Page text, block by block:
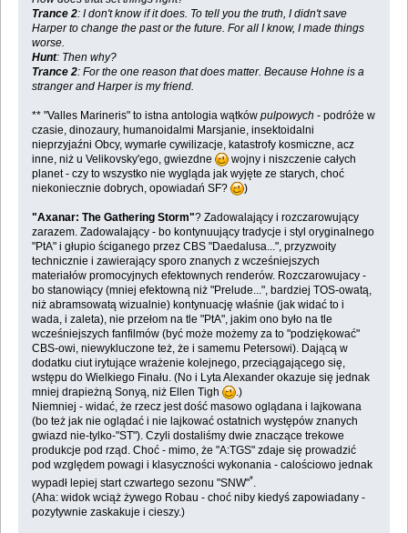
Trance 2: I don't know if it does. To tell you the truth, I didn't save
Harper to change the past or the future. For all I know, I made things
worse.
Hunt: Then why?
Trance 2: For the one reason that does matter. Because Hohne is a
stranger and Harper is my friend.
** "Valles Marineris" to istna antologia wątków pulpowych - podróże w
czasie, dinozaury, humanoidalmi Marsjanie, insektoidalni
nieprzyjaźni Obcy, wymarłe cywilizacje, katastrofy kosmiczne, acz
inne, niż u Velikovsky'ego, gwiezdne
wojny i niszczenie całych
planet - czy to wszystko nie wygląda jak wyjęte ze starych, choć
niekoniecznie dobrych, opowiadań SF?
)
"Axanar: The Gathering Storm"? Zadowalający i rozczarowujący
zarazem. Zadowalający - bo kontynuujący tradycje i styl oryginalnego
"PtA" i głupio ściganego przez CBS "Daedalusa...", przyzwoity
technicznie i zawierający sporo znanych z wcześniejszych
materiałów promocyjnych efektownych renderów. Rozczarowujacy -
bo stanowiący (mniej efektowną niż "Prelude...", bardziej TOS-owatą,
niż abramsowatą wizualnie) kontynuację właśnie (jak widać to i
wada, i zaleta), nie przełom na tle "PtA", jakim ono było na tle
wcześniejszych fanfilmów (być może możemy za to "podziękować"
CBS-owi, niewykluczone też, że i samemu Petersowi). Dającą w
dodatku ciut irytujące wrażenie kolejnego, przeciągającego się,
wstępu do Wielkiego Finału. (No i Lyta Alexander okazuje się jednak
mniej drapieżną Sonyą, niż Ellen Tigh
.)
Niemniej - widać, że rzecz jest dość masowo oglądana i lajkowana
(bo też jak nie oglądać i nie lajkować ostatnich występów znanych
gwiazd nie-tylko-"ST"). Czyli dostaliśmy dwie znaczące trekowe
produkcje pod rząd. Choć - mimo, że "A:TGS" zdaje się prowadzić
pod względem powagi i klasyczności wykonania - calościowo jednak
wypadł lepiej start czwartego sezonu "SNW"*.
(Aha: widok wciąż żywego Robau - choć niby kiedyś zapowiadany -
pozytywnie zaskakuje i cieszy.)